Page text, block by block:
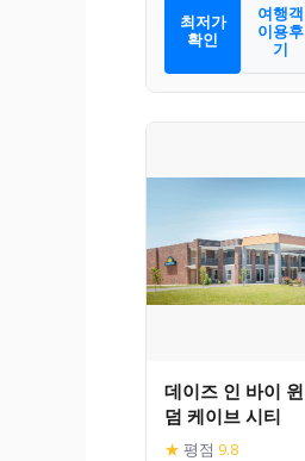
최저가
확인
여행객
이용후
기
데이즈 인 바이 윈
덤 케이브 시티
★ 평점 9.8